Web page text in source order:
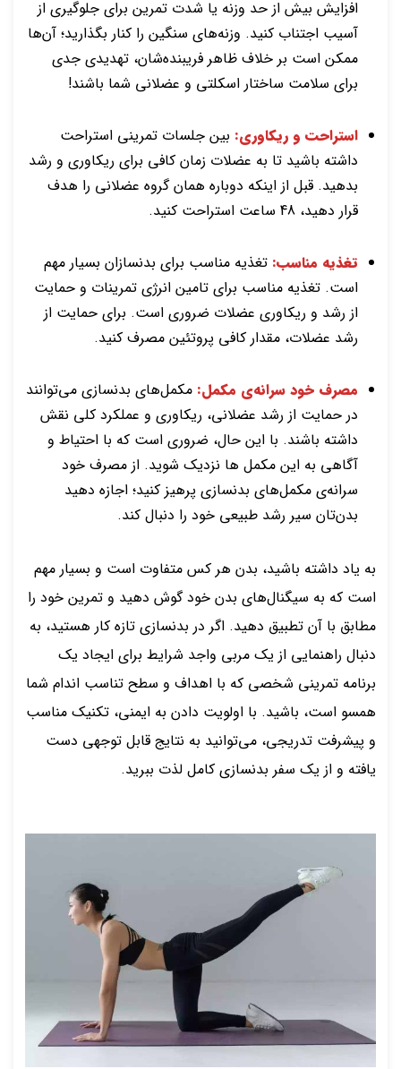
افزایش بیش از حد وزنه‌ یا شدت تمرین برای جلوگیری از
آسیب اجتناب کنید. وزنه‌های سنگین را کنار بگذارید؛ آن‌ها
ممکن است بر خلاف ظاهر فریبنده‌شان، تهدیدی جدی
برای سلامت ساختار اسکلتی و عضلانی شما باشند!
استراحت و ریکاوری: بین جلسات تمرینی استراحت
داشته باشید تا به عضلات زمان کافی برای ریکاوری و رشد
بدهید. قبل از اینکه دوباره همان گروه عضلانی را هدف
قرار دهید، 48 ساعت استراحت کنید.
تغذیه مناسب: تغذیه مناسب برای بدنسازان بسیار مهم
است. تغذیه مناسب برای تامین انرژی تمرینات و حمایت
از رشد و ریکاوری عضلات ضروری است. برای حمایت از
رشد عضلات، مقدار کافی پروتئین مصرف کنید.
مصرف خود سرانه‌ی مکمل‌: مکمل‌های بدنسازی می‌توانند
در حمایت از رشد عضلانی، ریکاوری و عملکرد کلی نقش
داشته باشند. با این حال، ضروری است که با احتیاط و
آگاهی به این مکمل ها نزدیک شوید. از مصرف خود
سرانه‌ی مکمل‌های بدنسازی پرهیز کنید؛ اجازه دهید
بدن‌تان سیر رشد طبیعی خود را دنبال کند.
به یاد داشته باشید، بدن هر کس متفاوت است و بسیار مهم
است که به سیگنال‌های بدن خود گوش دهید و تمرین خود را
مطابق با آن تطبیق دهید. اگر در بدنسازی تازه کار هستید، به
دنبال راهنمایی از یک مربی واجد شرایط برای ایجاد یک
برنامه تمرینی شخصی که با اهداف و سطح تناسب اندام شما
همسو است، باشید. با اولویت دادن به ایمنی، تکنیک مناسب
و پیشرفت تدریجی، می‌توانید به نتایج قابل توجهی دست
یافته و از یک سفر بدنسازی کامل لذت ببرید.